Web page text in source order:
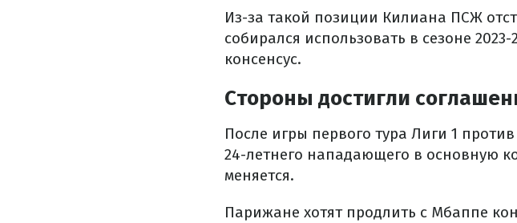
Из-за такой позиции Килиана ПСЖ
собирался использовать в сезоне
консенсус.
Стороны достигли
После игры первого тура Лиги 1
24-летнего нападающего в основную
меняется.
Парижане хотят продлить с Мбаппе